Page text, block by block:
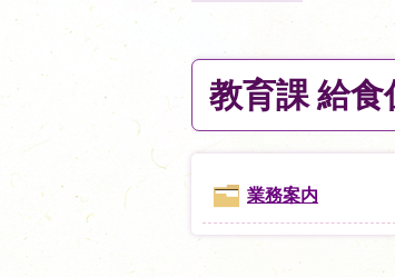
教育課 給食
業務案内